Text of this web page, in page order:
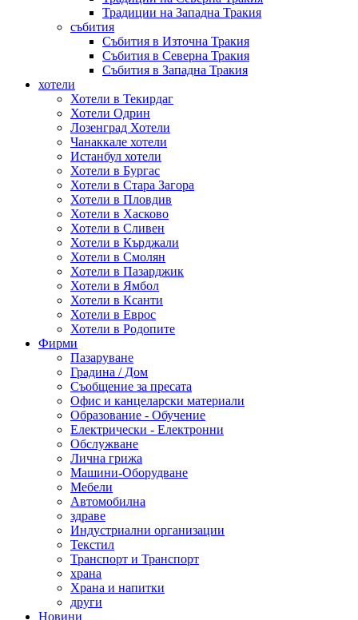
Традиции на Западна Тракия
събития
Събития в Източна Тракия
Събития в Северна Тракия
Събития в Западна Тракия
хотели
Хотели в Текирдаг
Хотели Одрин
Лозенград Хотели
Чанаккале хотели
Истанбул хотели
Хотели в Бургас
Хотели в Стара Загора
Хотели в Пловдив
Хотели в Хасково
Хотели в Сливен
Хотели в Кърджали
Хотели в Смолян
Хотели в Пазарджик
Хотели в Ямбол
Хотели в Ксанти
Хотели в Еврос
Хотели в Родопите
Фирми
Пазаруване
Градина / Дом
Съобщение за пресата
Офис и канцеларски материали
Образование - Обучение
Електрически - Електронни
Обслужване
Лична грижа
Машини-Оборудване
Мебели
Автомобилна
здраве
Индустриални организации
Текстил
Транспорт и Транспорт
храна
Храна и напитки
други
Новини